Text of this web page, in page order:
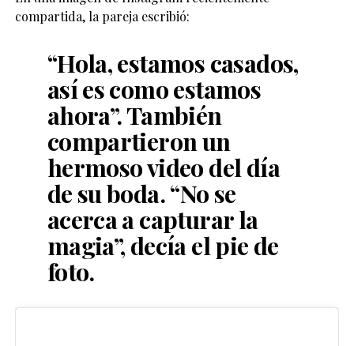
compartida, la pareja escribió:
“Hola, estamos casados,
así es como estamos
ahora”. También
compartieron un
hermoso video del día
de su boda. “No se
acerca a capturar la
magia”, decía el pie de
foto.